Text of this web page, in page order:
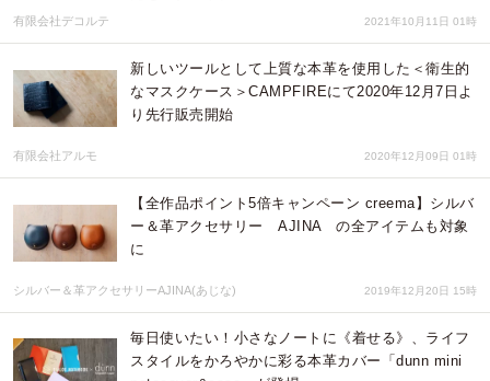
有限会社デコルテ 2021年10月11日 01時
新しいツールとして上質な本革を使用した＜衛生的
なマスクケース＞CAMPFIREにて2020年12月7日よ
り先行販売開始
有限会社アルモ 2020年12月09日 01時
【全作品ポイント5倍キャンペーン creema】シルバ
ー＆革アクセサリー AJINA の全アイテムも対象
に
シルバー＆革アクセサリーAJINA(あじな) 2019年12月20日 15時
毎日使いたい！小さなノートに《着せる》、ライフ
スタイルをかろやかに彩る本革カバー「dunn mini